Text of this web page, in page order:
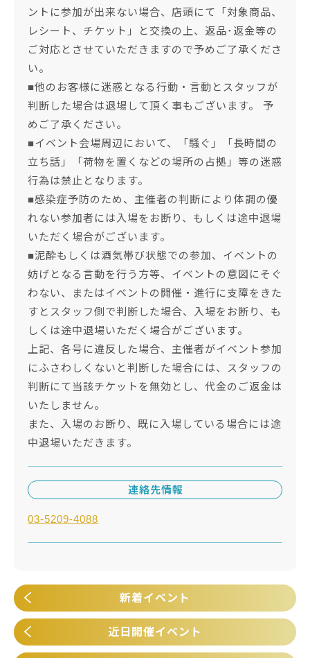
ントに参加が出来ない場合、店頭にて「対象商品、
レシート、チケット」と交換の上、返品･返金等の
ご対応とさせていただきますので予めご了承くださ
い。
■他のお客様に迷惑となる行動・言動とスタッフが
判断した場合は退場して頂く事もございます。 予
めご了承ください。
■イベント会場周辺において、「騒ぐ」「長時間の
立ち話」「荷物を置くなどの場所の占拠」等の迷惑
行為は禁止となります。
■感染症予防のため、主催者の判断により体調の優
れない参加者には入場をお断り、もしくは途中退場
いただく場合がございます。
■泥酔もしくは酒気帯び状態での参加、イベントの
妨げとなる言動を行う方等、イベントの意図にそぐ
わない、またはイベントの開催・進行に支障をきた
すとスタッフ側で判断した場合、入場をお断り、も
しくは途中退場いただく場合がございます。
上記、各号に違反した場合、主催者がイベント参加
にふさわしくないと判断した場合には、スタッフの
判断にて当該チケットを無効とし、代金のご返金は
いたしません。
また、入場のお断り、既に入場している場合には途
中退場いただきます。
連絡先情報
03-5209-4088
新着イベント
近日開催イベント